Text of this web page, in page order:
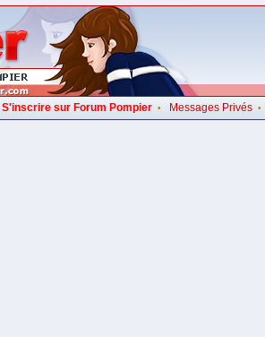
S'inscrire sur Forum Pompier• Messages Privés•